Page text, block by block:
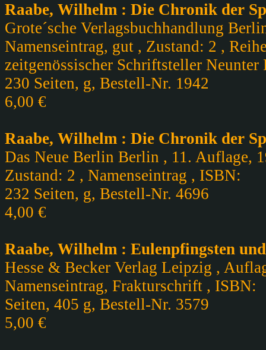
Raabe, Wilhelm : Die Chronik der
Grote´sche Verlagsbuchhandlung
Namenseintrag, gut , Zustand: 2 ,
zeitgenössischer Schriftsteller Neunter
230 Seiten, g, Bestell-Nr. 1942
6,00 €
Raabe, Wilhelm : Die Chronik der
Das Neue Berlin Berlin , 11. Auflage,
Zustand: 2 , Namenseintrag , ISBN:
232 Seiten, g, Bestell-Nr. 4696
4,00 €
Raabe, Wilhelm : Eulenpfingsten
Hesse & Becker Verlag Leipzig ,
Namenseintrag, Frakturschrift , ISBN:
Seiten, 405 g, Bestell-Nr. 3579
5,00 €